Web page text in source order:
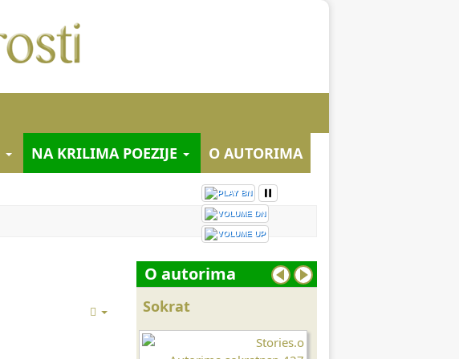
NA KRILIMA POEZIJE O AUTORIMA
O autorima
Sokrat